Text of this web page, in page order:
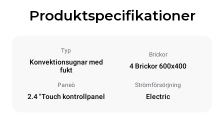
Produktspecifikationer
Typ
Konvektionsugnar med
fukt
Brickor
4 Brickor 600x400
Paneò
2.4 "Touch kontrollpanel
Strömförsörjning
Electric